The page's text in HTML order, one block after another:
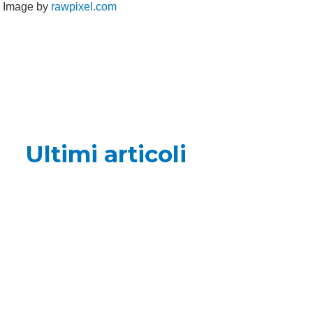
Image by rawpixel.com
Ultimi articoli